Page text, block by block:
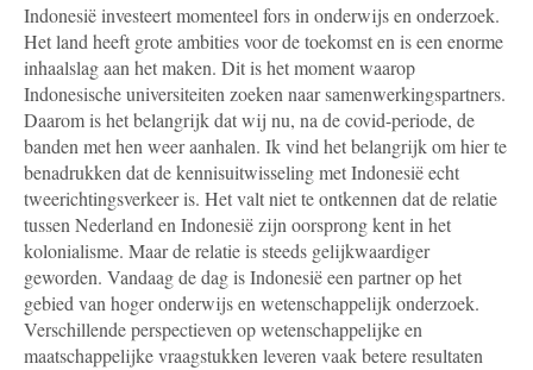
Indonesië investeert momenteel fors in onderwijs en onderzoek.
Het land heeft grote ambities voor de toekomst en is een enorme
inhaalslag aan het maken. Dit is het moment waarop
Indonesische universiteiten zoeken naar samenwerkingspartners.
Daarom is het belangrijk dat wij nu, na de covid-periode, de
banden met hen weer aanhalen. Ik vind het belangrijk om hier te
benadrukken dat de kennisuitwisseling met Indonesië echt
tweerichtingsverkeer is. Het valt niet te ontkennen dat de relatie
tussen Nederland en Indonesië zijn oorsprong kent in het
kolonialisme. Maar de relatie is steeds gelijkwaardiger
geworden. Vandaag de dag is Indonesië een partner op het
gebied van hoger onderwijs en wetenschappelijk onderzoek.
Verschillende perspectieven op wetenschappelijke en
maatschappelijke vraagstukken leveren vaak betere resultaten